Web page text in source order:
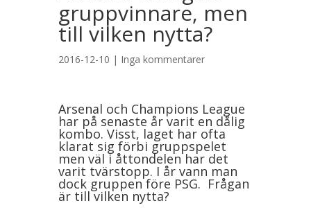
gruppvinnare, men
till vilken nytta?
2016-12-10 | Inga kommentarer
Arsenal och Champions League
har på senaste år varit en dålig
kombo. Visst, laget har ofta
klarat sig förbi gruppspelet
men väl i åttondelen har det
varit tvärstopp. I år vann man
dock gruppen före PSG. Frågan
är till vilken nytta?